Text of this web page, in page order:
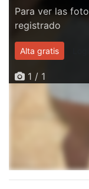
Para ver las
registrado
Alta gratis
1 / 1